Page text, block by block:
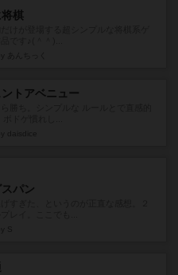
棋
トアベニュー
パン